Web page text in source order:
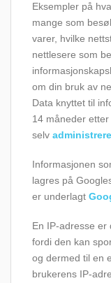
Eksempler på
mange som
varer, hvilke
nettlesere som
om din bruk av
Data knyttet til
14 måneder
selv
Informasjonen
lagres på
er underlagt
En IP-adresse er
fordi den kan
og dermed til en
brukerens IP-